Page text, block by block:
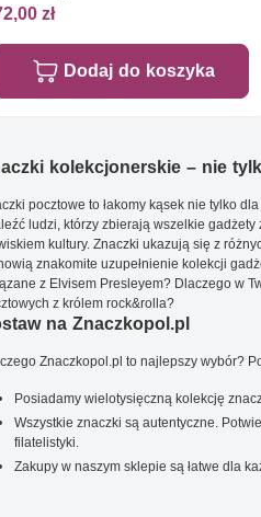
zł
Dodaj do koszyka
kolekcjonerskie – nie
pocztowe to łakomy kąsek nie tylko
ludzi, którzy zbierają wszelkie
kultury. Znaczki ukazują się z
znakomite uzupełnienie kolekcji
z Elvisem Presleyem? Dlaczego w
z królem rock&rolla?
na Znaczkopol.pl
Znaczkopol.pl to najlepszy wybór?
Posiadamy wielotysięczną kolekcję
Wszystkie znaczki są autentyczne.
filatelistyki.
Zakupy w naszym sklepie są łatwe dla